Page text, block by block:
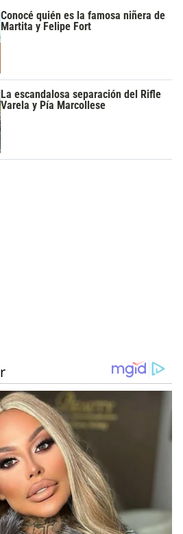
Conocé quién es la famosa niñera de
Martita y Felipe Fort
La escandalosa separación del Rifle
Varela y Pía Marcollese